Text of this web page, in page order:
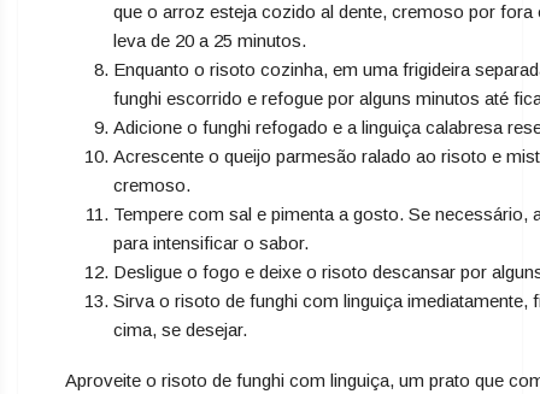
que o arroz esteja cozido al dente, cremoso por
leva de 20 a 25 minutos.
Enquanto o risoto cozinha, em uma frigideira
funghi escorrido e refogue por alguns minutos até
Adicione o funghi refogado e a linguiça calabresa
Acrescente o queijo parmesão ralado ao risoto e
cremoso.
Tempere com sal e pimenta a gosto. Se
para intensificar o sabor.
Desligue o fogo e deixe o risoto descansar por
Sirva o risoto de funghi com linguiça
cima, se desejar.
Aproveite o risoto de funghi com linguiça, um prato que